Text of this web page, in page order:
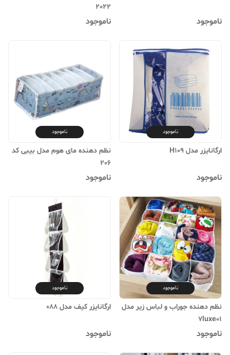
ناموجود
2022
ناموجود
ناموجود
ارگانایزر مدل H109
ناموجود
ناموجود
نظم دهنده مای هوم مدل بیبی کد
206
ناموجود
ناموجود
نظم دهنده جوراب و لباس زیر مدل
7luxe01
ناموجود
ناموجود
ارگانایزر کیف مدل 088
ناموجود